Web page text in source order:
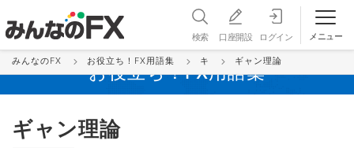
検索 口座開設 ログイン メニュー
お役立ち！FX用語集
みんなのFX お役立ち！FX用語集 キ ギャン理論
ギャン理論